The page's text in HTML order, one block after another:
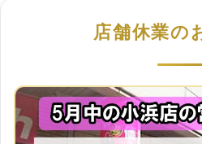
店舗休業の